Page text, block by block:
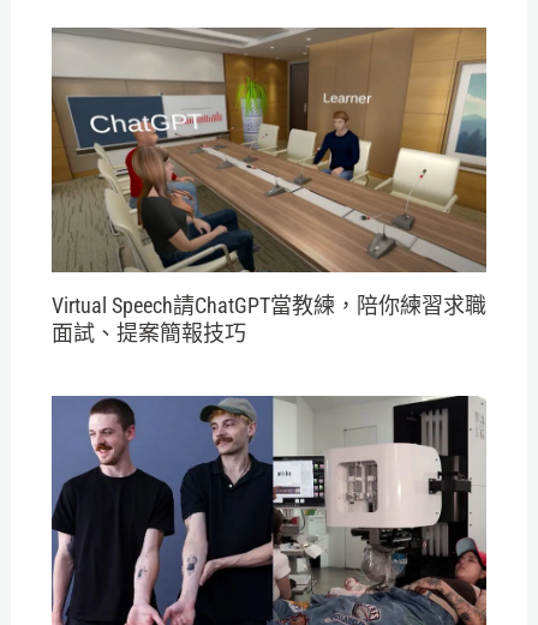
Virtual Speech請ChatGPT當教練，陪你練習求職
面試、提案簡報技巧